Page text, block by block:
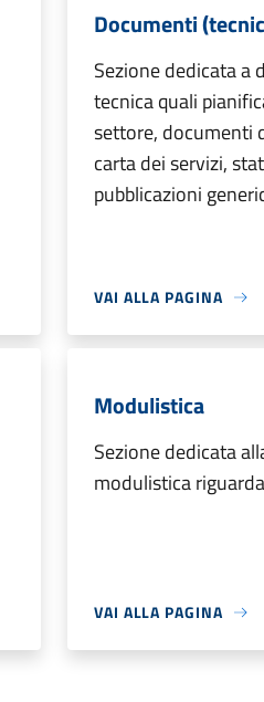
Documenti
Sezione dedicata a
tecnica quali
settore, documenti
carta dei servizi,
pubblicazioni
VAI ALLA PAGINA
Modulistica
Sezione dedicata
modulistica
VAI ALLA PAGINA